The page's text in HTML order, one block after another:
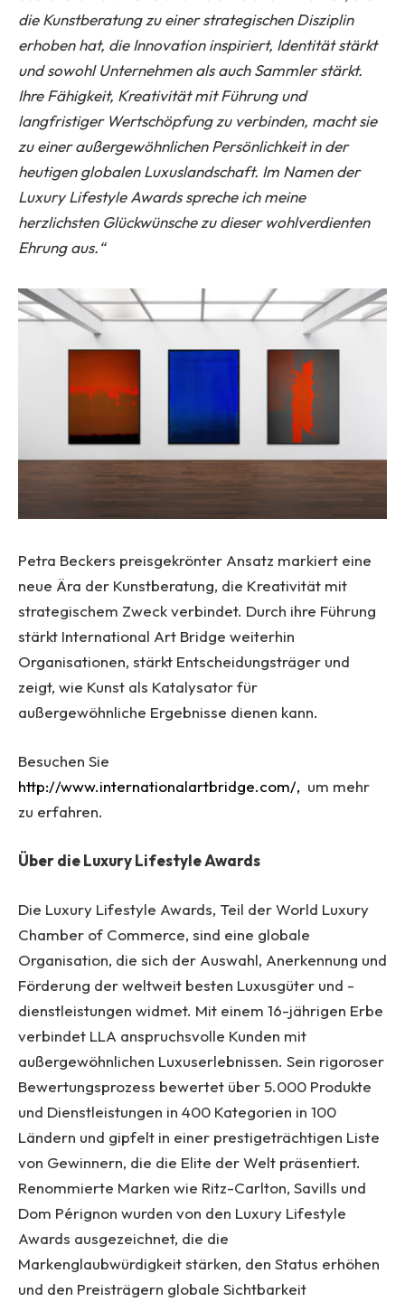
die Kunstberatung zu einer strategischen Disziplin
erhoben hat, die Innovation inspiriert, Identität stärkt
und sowohl Unternehmen als auch Sammler stärkt.
Ihre Fähigkeit, Kreativität mit Führung und
langfristiger Wertschöpfung zu verbinden, macht sie
zu einer außergewöhnlichen Persönlichkeit in der
heutigen globalen Luxuslandschaft. Im Namen der
Luxury Lifestyle Awards spreche ich meine
herzlichsten Glückwünsche zu dieser wohlverdienten
Ehrung aus.“
Petra Beckers preisgekrönter Ansatz markiert eine
neue Ära der Kunstberatung, die Kreativität mit
strategischem Zweck verbindet. Durch ihre Führung
stärkt International Art Bridge weiterhin
Organisationen, stärkt Entscheidungsträger und
zeigt, wie Kunst als Katalysator für
außergewöhnliche Ergebnisse dienen kann.
Besuchen Sie
http://www.internationalartbridge.com/, um mehr
zu erfahren.
Über die Luxury Lifestyle Awards
Die Luxury Lifestyle Awards, Teil der World Luxury
Chamber of Commerce, sind eine globale
Organisation, die sich der Auswahl, Anerkennung und
Förderung der weltweit besten Luxusgüter und -
dienstleistungen widmet. Mit einem 16-jährigen Erbe
verbindet LLA anspruchsvolle Kunden mit
außergewöhnlichen Luxuserlebnissen. Sein rigoroser
Bewertungsprozess bewertet über 5.000 Produkte
und Dienstleistungen in 400 Kategorien in 100
Ländern und gipfelt in einer prestigeträchtigen Liste
von Gewinnern, die die Elite der Welt präsentiert.
Renommierte Marken wie Ritz-Carlton, Savills und
Dom Pérignon wurden von den Luxury Lifestyle
Awards ausgezeichnet, die die
Markenglaubwürdigkeit stärken, den Status erhöhen
und den Preisträgern globale Sichtbarkeit